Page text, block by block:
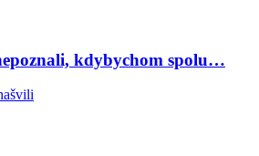
kdybychom spolu…